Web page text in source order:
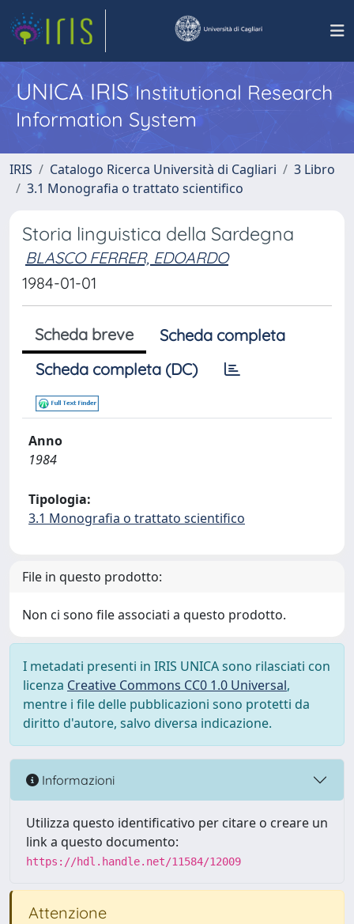
UNICA IRISInstitutional Research
Information System
IRIS Catalogo Ricerca Università di Cagliari
3 Libro
3.1 Monografia o trattato scientifico
Storia linguistica della Sardegna
BLASCO FERRER, EDOARDO
1984-01-01
Scheda breve
Scheda completa
Scheda completa (DC)
Anno
1984
Tipologia:
3.1 Monografia o trattato scientifico
File in questo prodotto:
Non ci sono file associati a questo prodotto.
I metadati presenti in IRIS UNICA sono rilasciati con
licenza Creative Commons CC0 1.0 Universal,
mentre i file delle pubblicazioni sono protetti da
diritto d'autore, salvo diversa indicazione.
Informazioni
Utilizza questo identificativo per citare o creare un
link a questo documento:
https://hdl.handle.net/11584/12009
Attenzione